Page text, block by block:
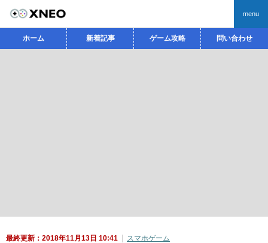
menu
ホーム 新着記事 ゲーム攻略 問い合わせ
最終更新：2018年11月13日 10:41 スマホゲーム